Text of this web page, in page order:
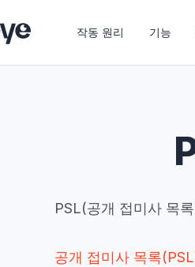
작동 원리 기능
PSL(공개 접미사 목
공개 접미사 목록